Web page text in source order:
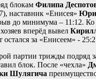
блокам Филипа
наставник «Енисея»
до минимума – 11:12.
вперёд вывел
остался за «Енисеем» -
партии трижды подряд
блок. После «чехла»
Шулягича